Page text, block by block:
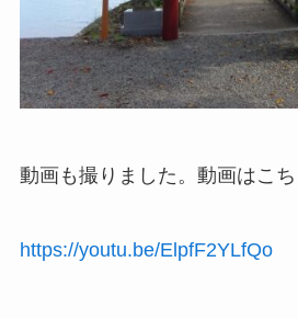
動画も撮りました。動画はこ
https://youtu.be/ElpfF2YLfQo